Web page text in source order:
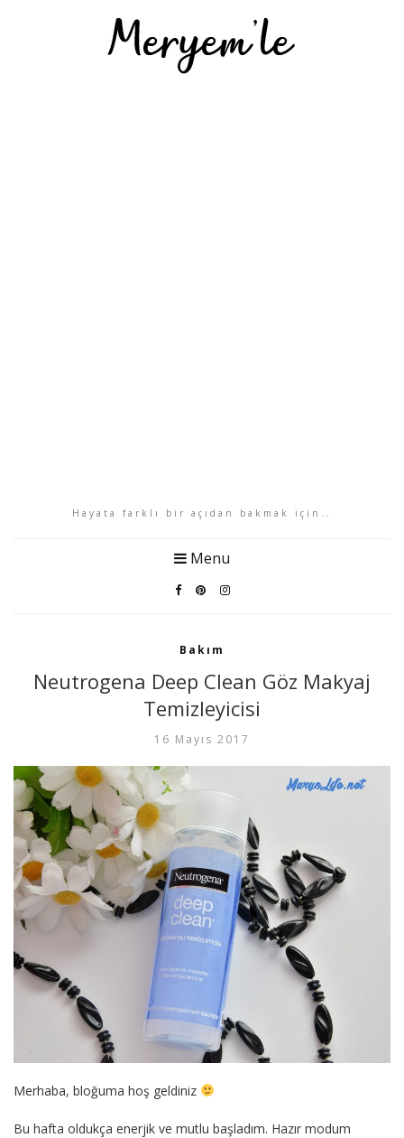
Hayata farklı bir açıdan bakmak için…
Menu
Bakım
Neutrogena Deep Clean Göz Makyaj
Temizleyicisi
16 Mayıs 2017
Merhaba, bloğuma hoş geldiniz
Bu hafta oldukça enerjik ve mutlu başladım. Hazır modum